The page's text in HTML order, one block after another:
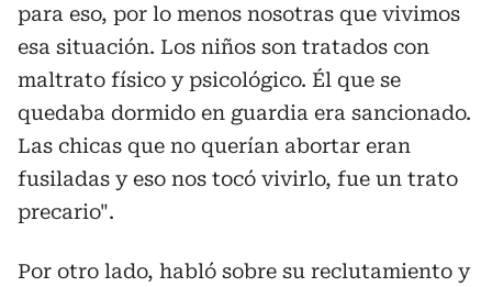
para eso, por lo menos nosotras que vivimos
esa situación. Los niños son tratados con
maltrato físico y psicológico. Él que se
quedaba dormido en guardia era sancionado.
Las chicas que no querían abortar eran
fusiladas y eso nos tocó vivirlo, fue un trato
precario".
Por otro lado, habló sobre su reclutamiento y